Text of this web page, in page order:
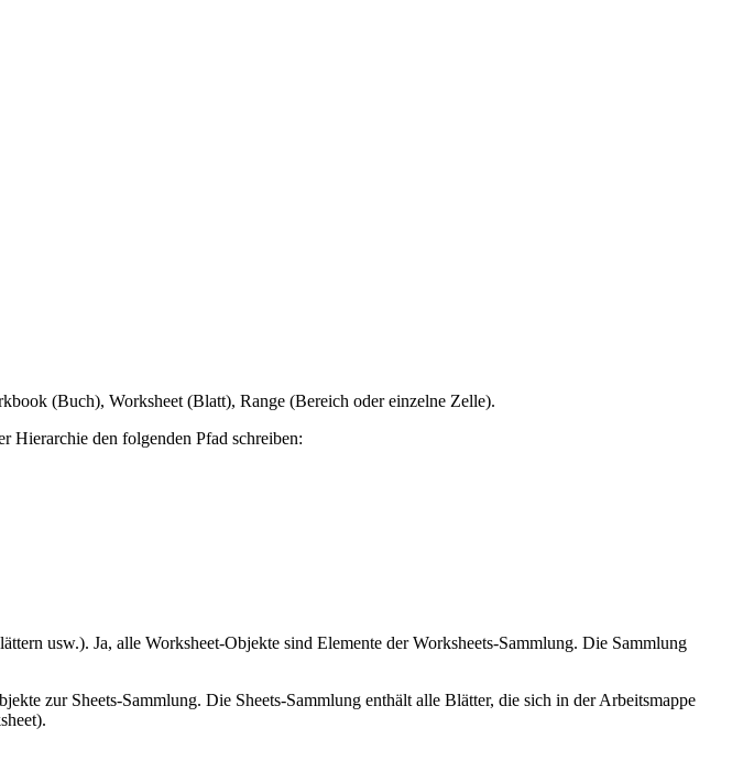
(Buch), Worksheet (Blatt), Range (Bereich oder einzelne Zelle).
Hierarchie den folgenden Pfad schreiben:
usw.). Ja, alle Worksheet-Objekte sind Elemente der Worksheets-Sammlung. Die Sammlung
zur Sheets-Sammlung. Die Sheets-Sammlung enthält alle Blätter, die sich in der Arbeitsmappe